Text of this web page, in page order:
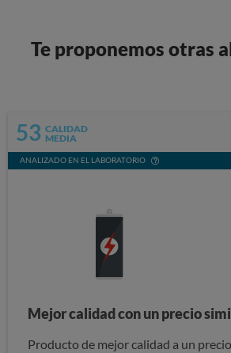
Te proponemos otras
53 CALIDAD
MEDIA
ANALIZADO EN EL LABORATORIO
Mejor calidad con un precio
Producto de mejor calidad a un